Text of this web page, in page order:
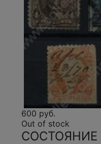
600 руб.
Out of stock
СОСТОЯНИЕ